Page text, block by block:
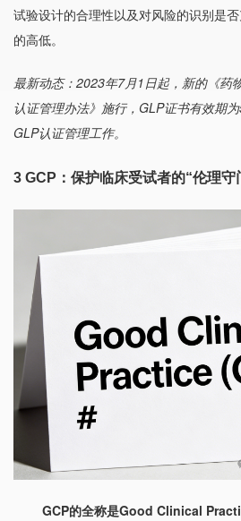
试验设计的合理性以及对风险的识别是
的高低。
最新动态：2023年7月1日起，新的《药
认证管理办法》施行，GLP证书有效期
GLP认证管理工作。
3 GCP：保护临床受试者的“伦理守
GCP的全称是Good Clinical